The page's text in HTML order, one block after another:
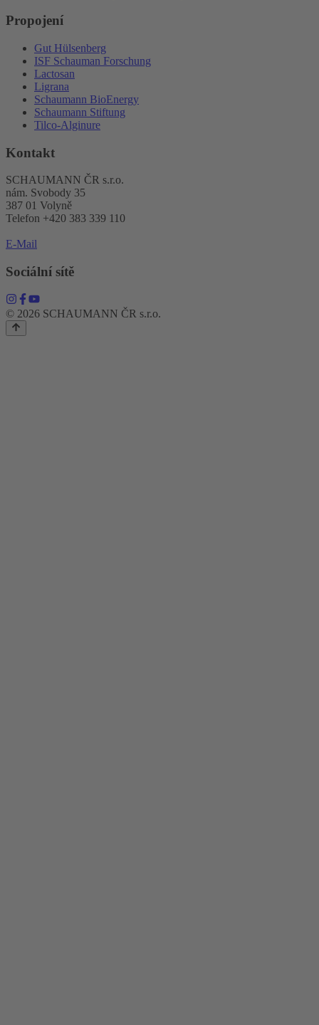
Propojení
Gut Hülsenberg
ISF Schauman Forschung
Lactosan
Ligrana
Schaumann BioEnergy
Schaumann Stiftung
Tilco-Alginure
Kontakt
SCHAUMANN ČR s.r.o.
nám. Svobody 35
387 01 Volyně
Telefon +420 383 339 110
E-Mail
Sociální sítě
© 2026 SCHAUMANN ČR s.r.o.